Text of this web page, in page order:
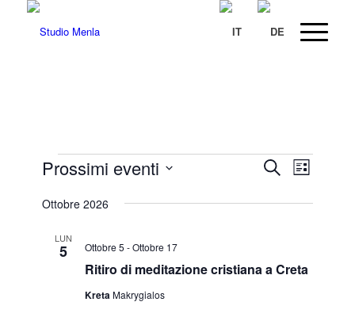
Eventi Eventi
CercaEvento
Viste
Lista
Prossimi eventi
la
Ottobre 2026
LUN
5
Ritiro di meditazione cristiana a Creta
Ottobre 5 -Ottobre 17
KretaMakrygialos